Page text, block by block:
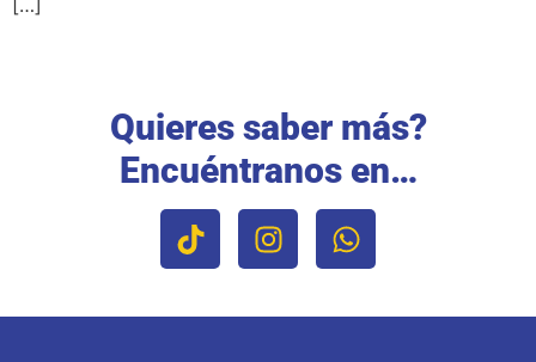
Quieres saber más?
Encuéntranos en…